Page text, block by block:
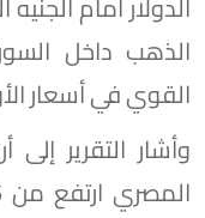
الذهب داخل
القوي في أسعار
وأشار التقرير